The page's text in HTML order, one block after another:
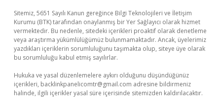
Sitemiz, 5651 Sayılı Kanun gereğince Bilgi Teknolojileri ve İletişim
Kurumu (BTK) tarafından onaylanmış bir Yer Sağlayıcı olarak hizmet
vermektedir. Bu nedenle, sitedeki içerikleri proaktif olarak denetleme
veya araştırma yükümlülüğümüz bulunmamaktadır. Ancak, üyelerimiz
yazdıkları içeriklerin sorumluluğunu taşımakta olup, siteye üye olarak
bu sorumluluğu kabul etmiş sayılırlar.
Hukuka ve yasal düzenlemelere aykırı olduğunu düşündüğünüz
içerikleri, backlinkpanelicomtr@gmail.com adresine bildirmeniz
halinde, ilgili içerikler yasal süre içerisinde sitemizden kaldırılacaktır.